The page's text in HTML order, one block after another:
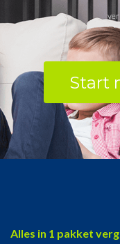
Start
Alles in 1 pakket